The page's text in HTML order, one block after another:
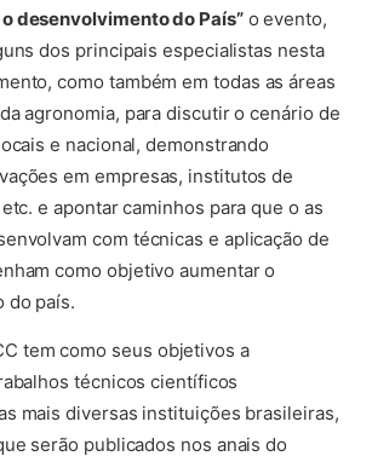
desenvolvimento do País”o evento,
dos principais especialistas nesta
como também em todas as áreas
agronomia, para discutir o cenário de
e nacional, demonstrando
em empresas, institutos de
e apontar caminhos para que o as
com técnicas e aplicação de
como objetivo aumentar o
do país.
tem como seus objetivos a
técnicos científicos
mais diversas instituições brasileiras,
serão publicados nos anais do